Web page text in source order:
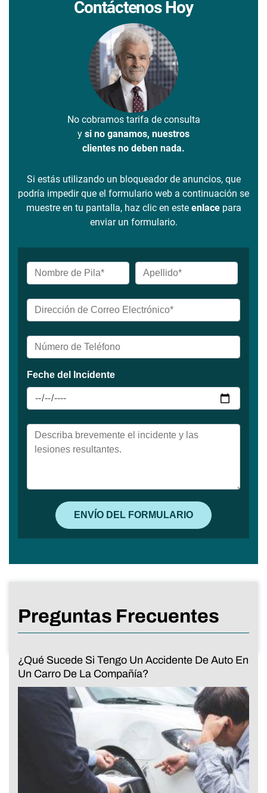
Contáctenos Hoy
No cobramos tarifa de consulta
y si no ganamos, nuestros
clientes no deben nada.
Si estás utilizando un bloqueador de anuncios, que
podría impedir que el formulario web a continuación se
muestre en tu pantalla, haz clic en este enlacepara
enviar un formulario.
Preguntas Frecuentes
¿Qué Sucede Si Tengo Un Accidente De Auto En
Un Carro De La Compañía?